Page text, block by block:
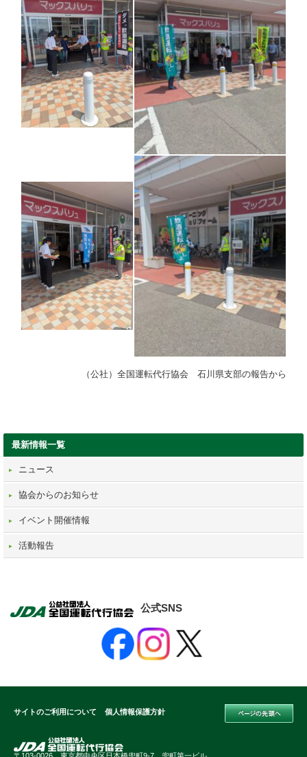
（公社）全国運転代行協会 石川県支部の報告から
最新情報一覧
ニュース
協会からのお知らせ
イベント開催情報
活動報告
公式SNS
サイトのご利用について 個人情報保護方針
〒103-0026 東京都中央区日本橋兜町9-7 兜町第一ビル